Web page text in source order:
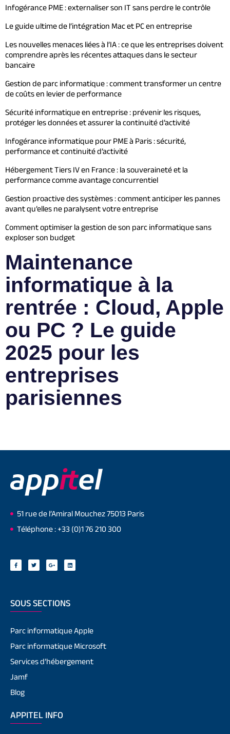
Infogérance PME : externaliser son IT sans perdre le contrôle
Le guide ultime de l’intégration Mac et PC en entreprise
Les nouvelles menaces liées à l’IA : ce que les entreprises doivent
comprendre après les récentes attaques dans le secteur
bancaire
Gestion de parc informatique : comment transformer un centre
de coûts en levier de performance
Sécurité informatique en entreprise : prévenir les risques,
protéger les données et assurer la continuité d’activité
Infogérance informatique pour PME à Paris : sécurité,
performance et continuité d’activité
Hébergement Tiers IV en France : la souveraineté et la
performance comme avantage concurrentiel
Gestion proactive des systèmes : comment anticiper les pannes
avant qu’elles ne paralysent votre entreprise
Comment optimiser la gestion de son parc informatique sans
exploser son budget
Maintenance
informatique à la
rentrée : Cloud, Apple
ou PC ? Le guide
2025 pour les
entreprises
parisiennes
51 rue de l’Amiral Mouchez 75013 Paris
Téléphone : +33 (0)1 76 210 300
SOUS SECTIONS
Parc informatique Apple
Parc informatique Microsoft
Services d’hébergement
Jamf
Blog
APPITEL INFO